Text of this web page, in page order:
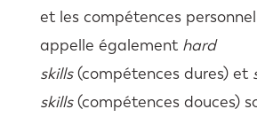
et les compétences
appelle également hard
skills(compétences dures) et
skills(compétences douces)